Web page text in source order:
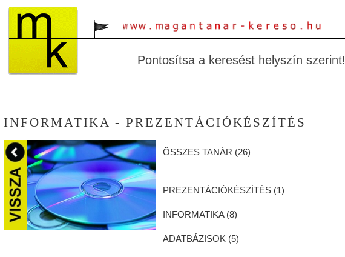
Pontosítsa a keresést helyszín szerint!
INFORMATIKA - PREZENTÁCIÓKÉSZÍTÉS
ÖSSZES TANÁR (26)
PREZENTÁCIÓKÉSZÍTÉS (1)
INFORMATIKA (8)
ADATBÁZISOK (5)